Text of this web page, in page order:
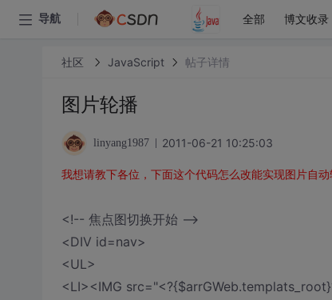
导航 全部 博文收录
社区 JavaScript 帖子详情
图片轮播
linyang1987 2011-06-21 10:25:03
我想请教下各位，下面这个代码怎么改能实现图片自
<!-- 焦点图切换开始 -->
<DIV id=nav>
<UL>
<LI><IMG